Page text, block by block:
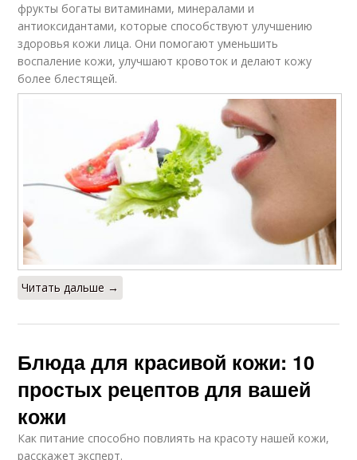
фрукты богаты витаминами, минералами и
антиоксидантами, которые способствуют улучшению
здоровья кожи лица. Они помогают уменьшить
воспаление кожи, улучшают кровоток и делают кожу
более блестящей.
Читать дальше →
Блюда для красивой кожи: 10
простых рецептов для вашей
кожи
Как питание способно повлиять на красоту нашей кожи,
расскажет эксперт.